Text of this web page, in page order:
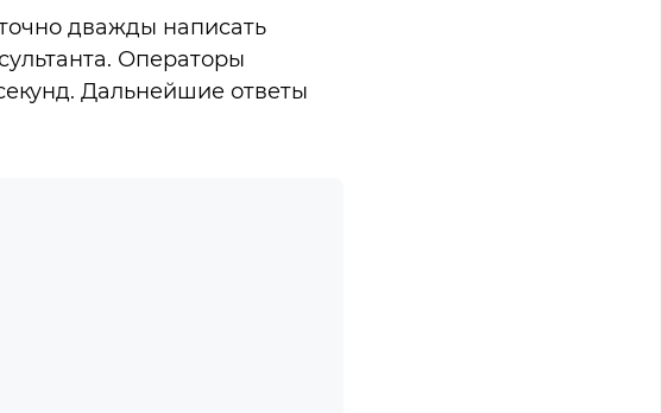
дважды написать
Операторы
Дальнейшие ответы